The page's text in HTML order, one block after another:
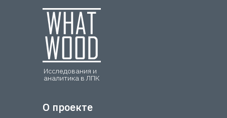
Исследования и
аналитика в ЛПК
О проекте
О проекте